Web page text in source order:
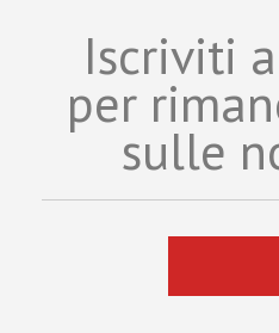
Iscriviti
per
sulle